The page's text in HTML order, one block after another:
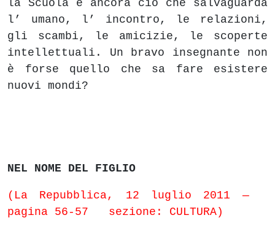
la Scuola è ancora ciò che salvaguarda
l’ umano, l’ incontro, le relazioni,
gli scambi, le amicizie, le scoperte
intellettuali. Un bravo insegnante non
è forse quello che sa fare esistere
nuovi mondi?
NEL NOME DEL FIGLIO
(La Repubblica, 12 luglio 2011 —
pagina 56-57 sezione: CULTURA)